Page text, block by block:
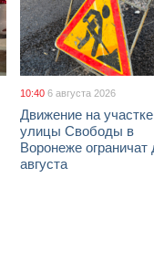
10:40 6 августа 2026
Движение на участке
улицы Свободы в
Воронеже ограничат
августа